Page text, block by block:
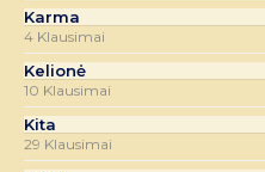
Karma
4 Klausimai
Kelionė
10 Klausimai
Kita
29 Klausimai